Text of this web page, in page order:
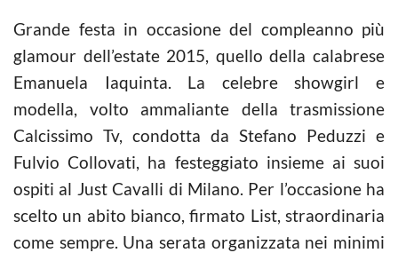
Grande festa in occasione del compleanno più
glamour dell’estate 2015, quello della calabrese
Emanuela Iaquinta. La celebre showgirl e
modella, volto ammaliante della trasmissione
Calcissimo Tv, condotta da Stefano Peduzzi e
Fulvio Collovati, ha festeggiato insieme ai suoi
ospiti al Just Cavalli di Milano. Per l’occasione ha
scelto un abito bianco, firmato List, straordinaria
come sempre. Una serata organizzata nei minimi